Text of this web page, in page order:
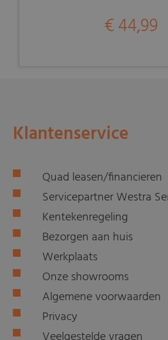
€ 44,99
Klantenservice
Quad leasen/financieren
Servicepartner Westra
Kentekenregeling
Bezorgen aan huis
Werkplaats
Onze showrooms
Algemene voorwaarden
Privacy